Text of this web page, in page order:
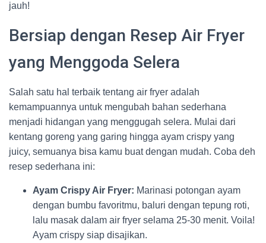
jauh!
Bersiap dengan Resep Air Fryer
yang Menggoda Selera
Salah satu hal terbaik tentang air fryer adalah
kemampuannya untuk mengubah bahan sederhana
menjadi hidangan yang menggugah selera. Mulai dari
kentang goreng yang garing hingga ayam crispy yang
juicy, semuanya bisa kamu buat dengan mudah. Coba deh
resep sederhana ini:
Ayam Crispy Air Fryer: Marinasi potongan ayam
dengan bumbu favoritmu, baluri dengan tepung roti,
lalu masak dalam air fryer selama 25-30 menit. Voila!
Ayam crispy siap disajikan.